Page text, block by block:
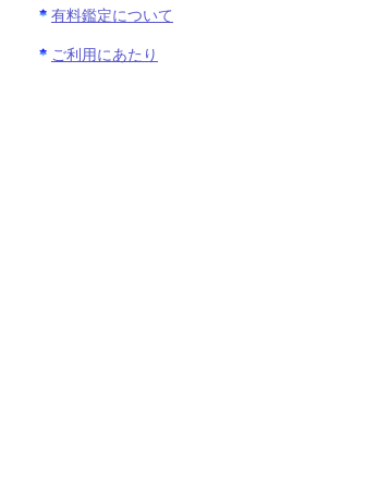
有料鑑定について
ご利用にあたり